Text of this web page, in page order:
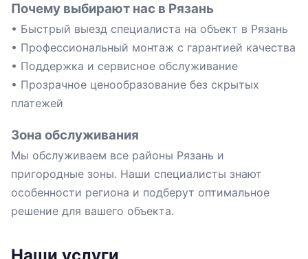
Почему выбирают нас в Рязань
• Быстрый выезд специалиста на объект в Рязань
• Профессиональный монтаж с гарантией качества
• Поддержка и сервисное обслуживание
• Прозрачное ценообразование без скрытых
платежей
Зона обслуживания
Мы обслуживаем все районы Рязань и
пригородные зоны. Наши специалисты знают
особенности региона и подберут оптимальное
решение для вашего объекта.